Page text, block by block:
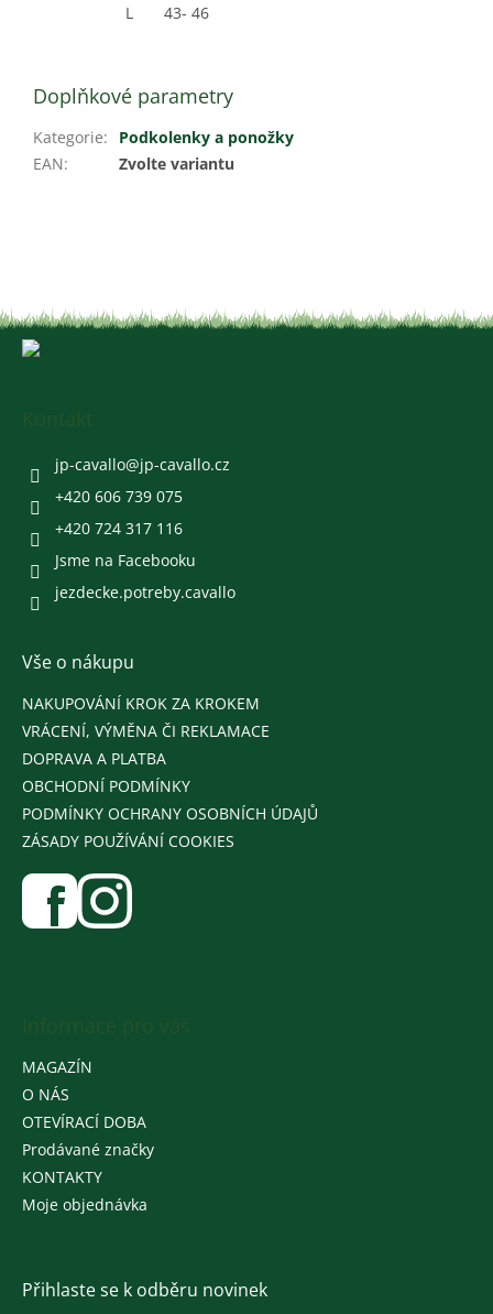
L 43- 46
Doplňkové parametry
Kategorie:
Podkolenky a ponožky
EAN: Zvolte variantu
jp-cavallo@jp-cavallo.cz
+420 606 739 075
+420 724 317 116
Jsme na Facebooku
jezdecke.potreby.cavallo
Vše o nákupu
NAKUPOVÁNÍ KROK ZA KROKEM
VRÁCENÍ, VÝMĚNA ČI REKLAMACE
DOPRAVA A PLATBA
OBCHODNÍ PODMÍNKY
PODMÍNKY OCHRANY OSOBNÍCH ÚDAJŮ
ZÁSADY POUŽÍVÁNÍ COOKIES
MAGAZÍN
O NÁS
OTEVÍRACÍ DOBA
Prodávané značky
KONTAKTY
Moje objednávka
Přihlaste se k odběru novinek